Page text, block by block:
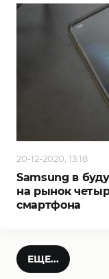
20-12-2020, 13:18
Samsung в
на рынок
смартфона
ЕЩЕ...